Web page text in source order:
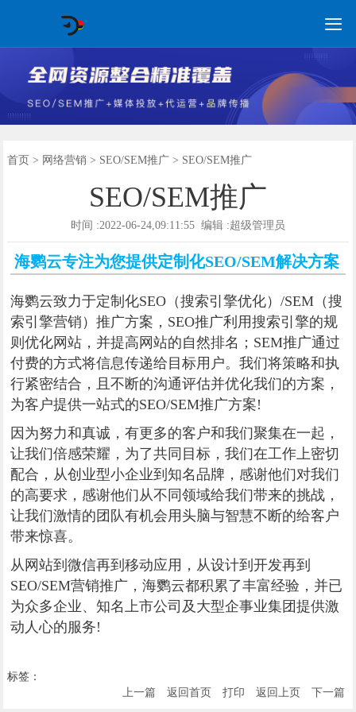

首页
GEO常见问题
GEO优化
海外GEO
网络营销
企业培训
软件开发
政策申报
资讯中心
关于我们
首页 > 网络营销 > SEO/SEM推广> SEO/SEM推广
SEO/SEM推广
时间 :2022-06-24,09:11:55 编辑 :超级管理员
海鹦云专注为您提供定制化SEO/SEM解决方案
海鹦云致力于定制化SEO（搜索引擎优化）/SEM（搜
索引擎营销）推广方案，SEO推广利用搜索引擎的规
则优化网站，并提高网站的自然排名；SEM推广通过
付费的方式将信息传递给目标用户。我们将策略和执
行紧密结合，且不断的沟通评估并优化我们的方案，
为客户提供一站式的SEO/SEM推广方案!
因为努力和真诚，有更多的客户和我们聚集在一起，
让我们倍感荣耀，为了共同目标，我们在工作上密切
配合，从创业型小企业到知名品牌，感谢他们对我们
的高要求，感谢他们从不同领域给我们带来的挑战，
让我们激情的团队有机会用头脑与智慧不断的给客户
带来惊喜。
从网站到微信再到移动应用，从设计到开发再到
SEO/SEM营销推广，海鹦云都积累了丰富经验，并已
为众多企业、知名上市公司及大型企事业集团提供激
动人心的服务!
标签：
上一篇
返回首页 打印 返回上页 下一篇